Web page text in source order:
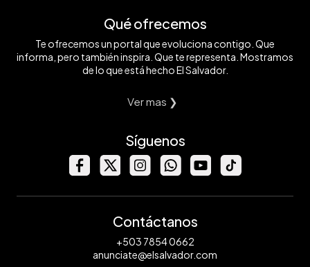
Qué ofrecemos
Te ofrecemos un portal que evoluciona contigo. Que
informa, pero también inspira. Que te representa. Mostramos
de lo que está hecho El Salvador.
Ver mas ❯
Síguenos
Contáctanos
+503 7854 0662
anunciate@elsalvador.com